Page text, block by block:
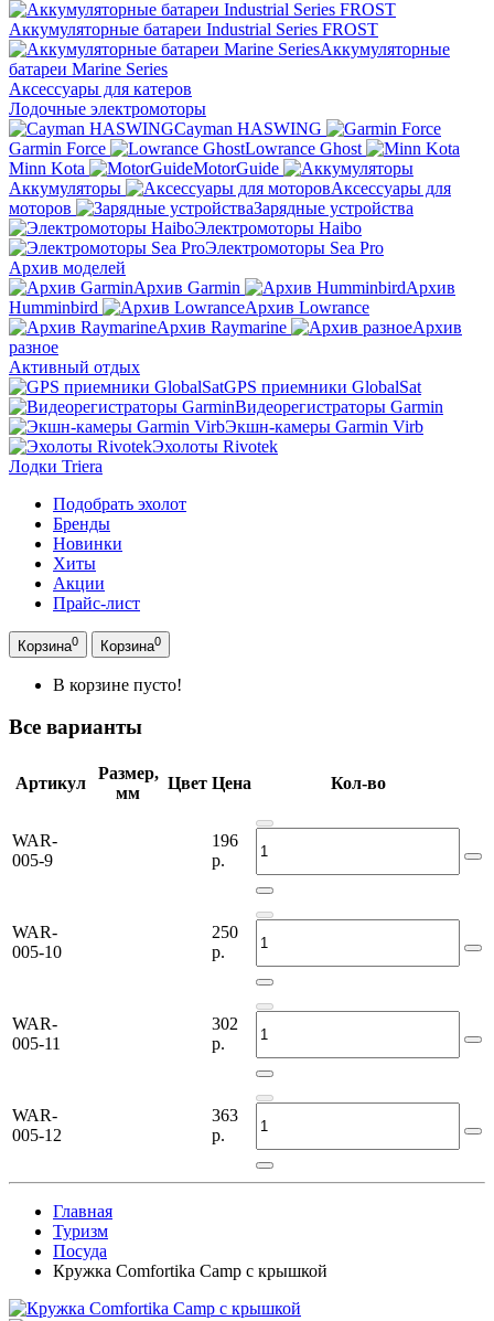
Аккумуляторные батареи Industrial Series FROST
Аккумуляторные
батареи Marine Series
Аксессуары для катеров
Лодочные электромоторы
Cayman HASWING
Garmin Force
Lowrance Ghost
Minn Kota
MotorGuide
Аккумуляторы
Аксессуары для
моторов
Зарядные устройства
Электромоторы Haibo
Электромоторы Sea Pro
Архив моделей
Архив Garmin
Архив
Humminbird
Архив Lowrance
Архив Raymarine
Архив
разное
Активный отдых
GPS приемники GlobalSat
Видеорегистраторы Garmin
Экшн-камеры Garmin Virb
Эхолоты Rivotek
Лодки Triera
Подобрать эхолот
Бренды
Новинки
Хиты
Акции
Прайс-лист
Корзина0 Корзина0
В корзине пусто!
Все варианты
Артикул
Размер,
мм
Цвет Цена Кол-во
WAR-
005-9
196
р.
WAR-
005-10
250
р.
WAR-
005-11
302
р.
WAR-
005-12
363
р.
Главная
Туризм
Посуда
Кружка Comfortika Camp с крышкой